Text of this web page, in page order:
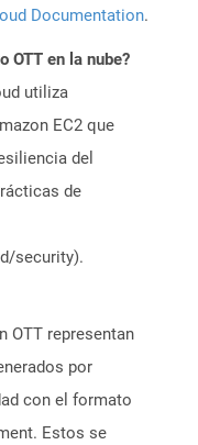
Documentation.
OTT en la nube?
utiliza
EC2 que
del
de
security).
OTT representan
por
con el formato
Estos se